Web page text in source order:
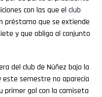
con las que el club
préstamo que se extiende
y que obliga al conjunto
del club de Núñez bajo la
este semestre no aparecía
primer gol con la camiseta